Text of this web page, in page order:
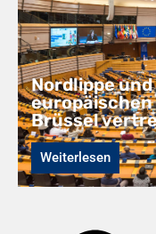
Nordlippe und
europäischen
Brüssel
Weiterlesen